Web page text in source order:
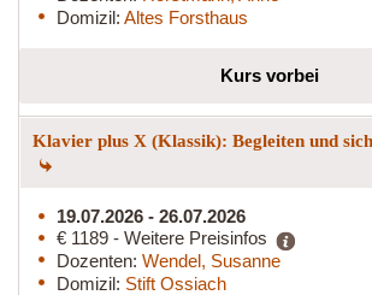
Domizil: Altes Forsthaus
Kurs vorbei
Klavier plus X (Klassik): Begleiten und
19.07.2026 - 26.07.2026
€ 1189 - Weitere Preisinfos
Dozenten: Wendel, Susanne
Domizil: Stift Ossiach